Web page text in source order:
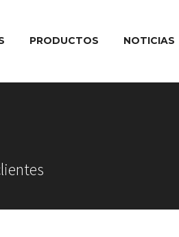
PRODUCTOS NOTICIAS